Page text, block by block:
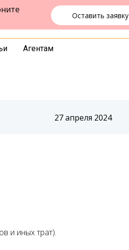
Оставить заявку
Агентам
+7 (343) 363-91-89
27 апреля 2024
и иных трат).